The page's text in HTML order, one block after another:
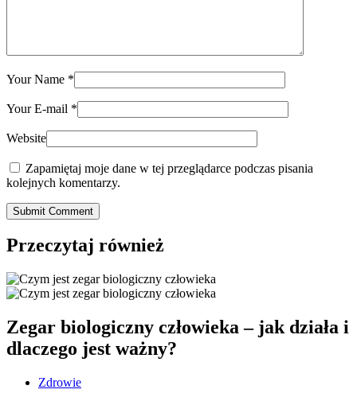
Your Name *
Your E-mail *
Website
Zapamiętaj moje dane w tej przeglądarce podczas pisania
kolejnych komentarzy.
Submit Comment
Przeczytaj również
Zegar biologiczny człowieka – jak działa i
dlaczego jest ważny?
Zdrowie